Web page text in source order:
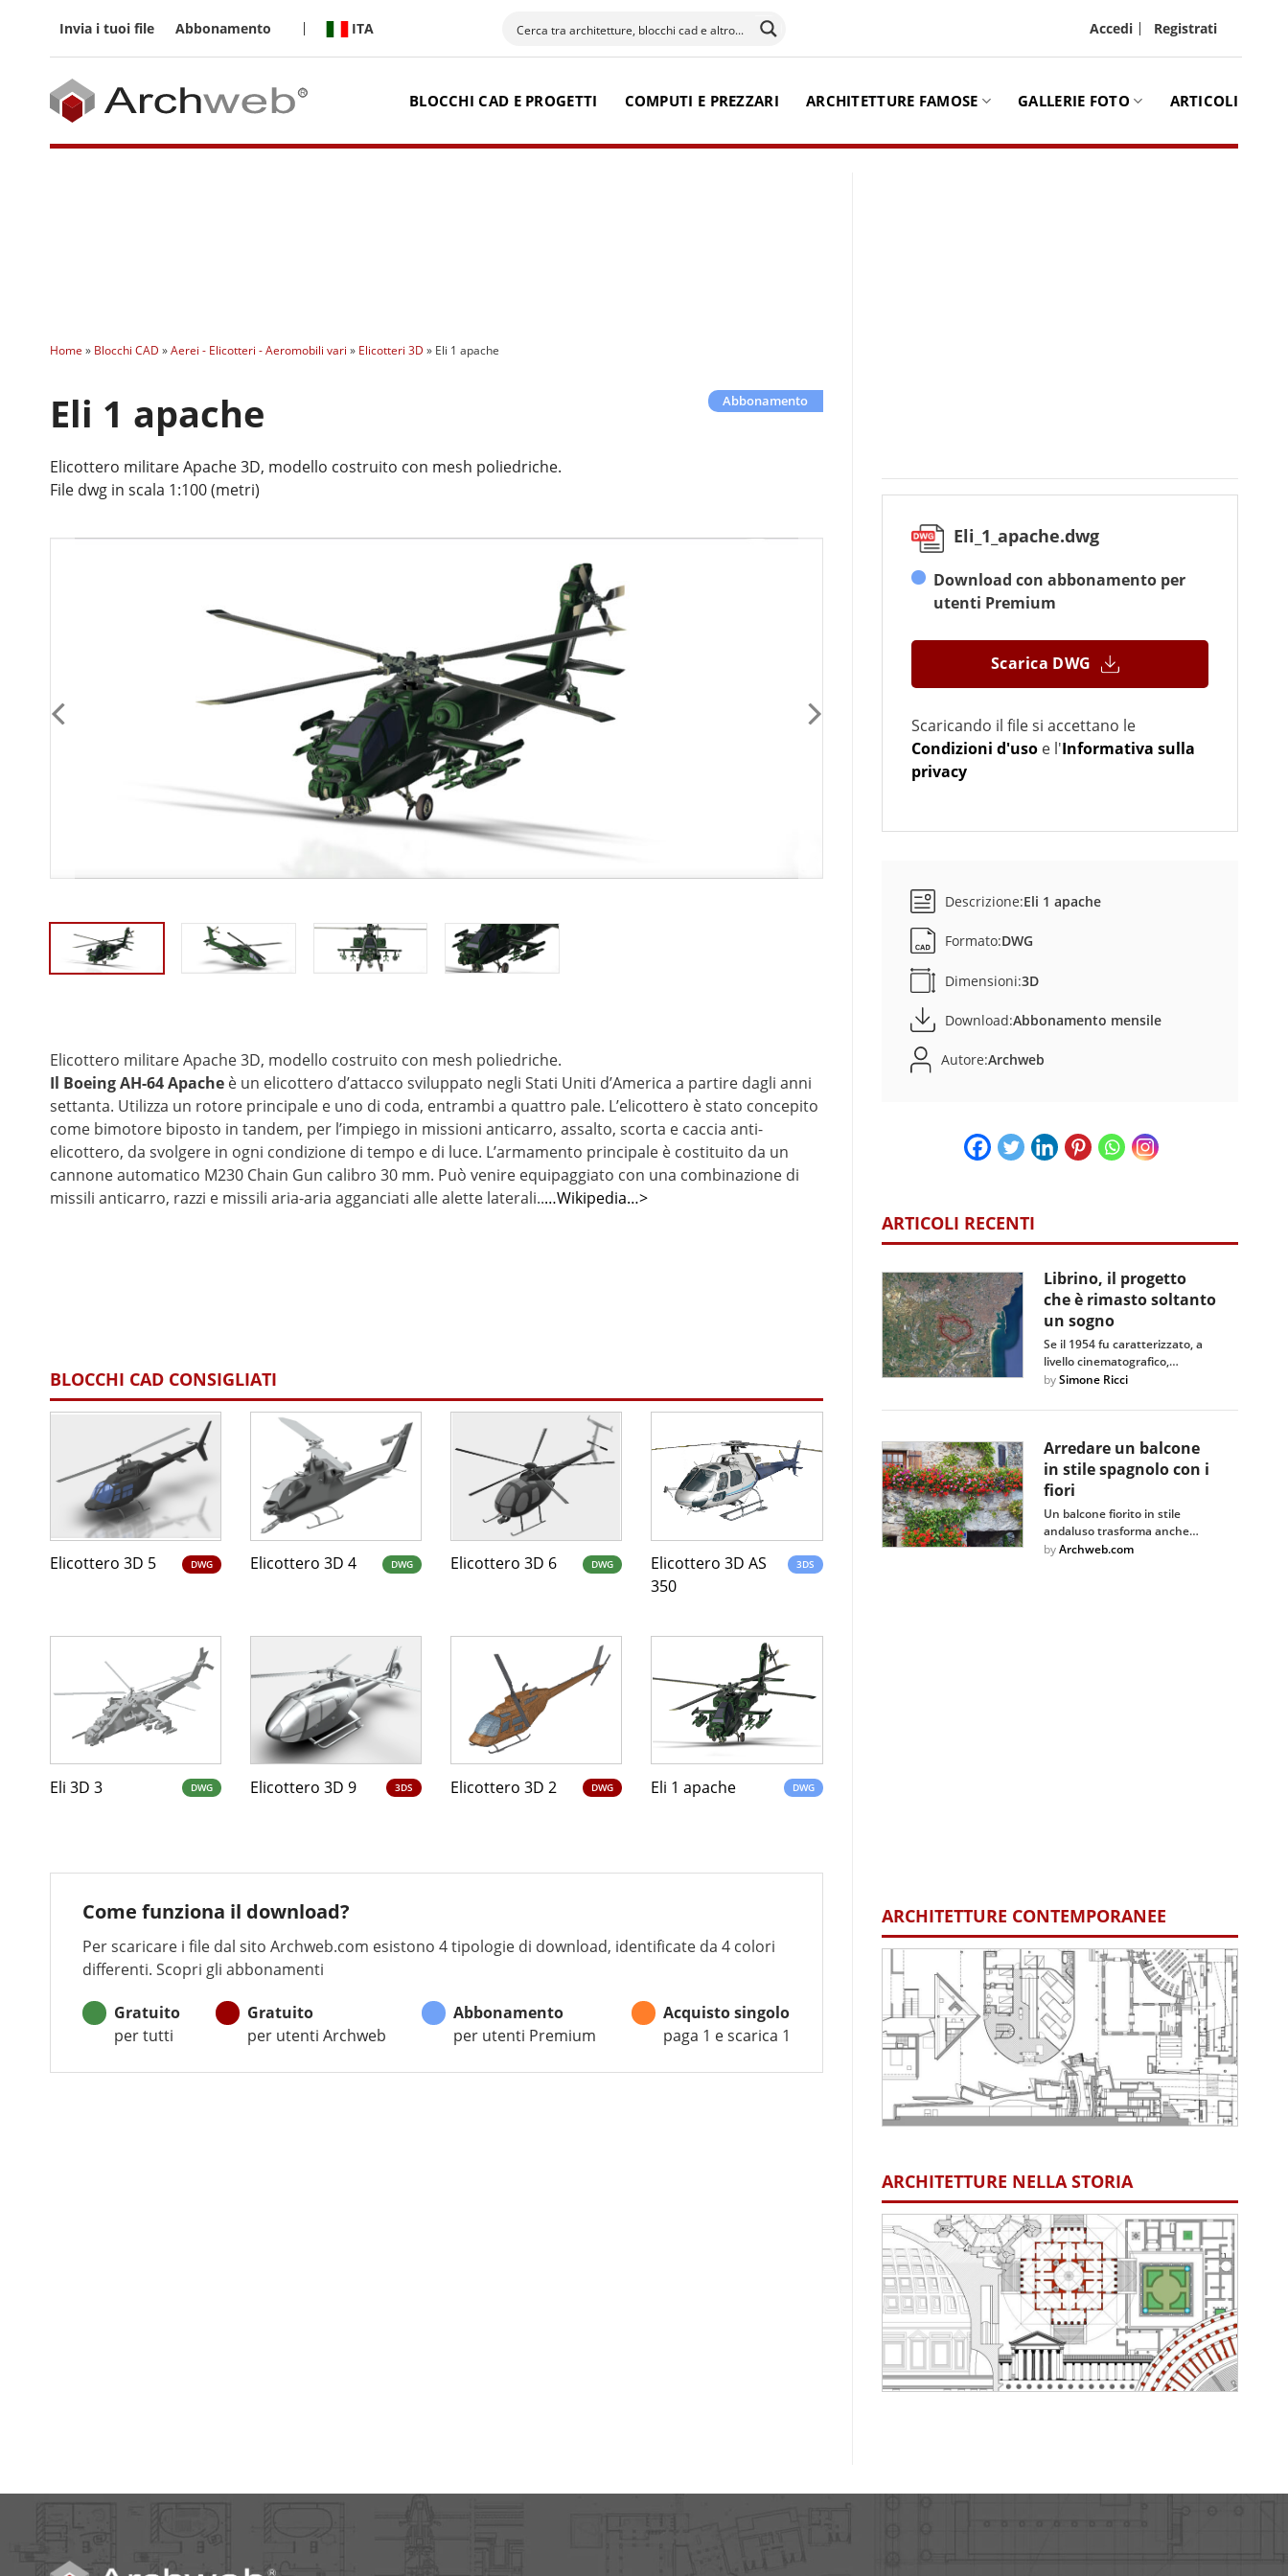
Invia i tuoi file Abbonamento ITA Accedi Registrati
BLOCCHI CAD E PROGETTI COMPUTI E PREZZARI ARCHITETTURE FAMOSE GALLERIE FOTO ARTICOLI
Home » Blocchi CAD »Aerei - Elicotteri - Aeromobili vari » Elicotteri 3D » Eli 1 apache
Abbonamento
Eli 1 apache
Elicottero militare Apache 3D, modello costruito con mesh poliedriche.
File dwg in scala 1:100 (metri)
Elicottero militare Apache 3D, modello costruito con mesh poliedriche.
Il Boeing AH-64 Apache è un elicottero d’attacco sviluppato negli Stati Uniti d’America a partire dagli anni
settanta. Utilizza un rotore principale e uno di coda, entrambi a quattro pale. L’elicottero è stato concepito
come bimotore biposto in tandem, per l’impiego in missioni anticarro, assalto, scorta e caccia anti-
elicottero, da svolgere in ogni condizione di tempo e di luce. L’armamento principale è costituito da un
cannone automatico M230 Chain Gun calibro 30 mm. Può venire equipaggiato con una combinazione di
missili anticarro, razzi e missili aria-aria agganciati alle alette laterali..…Wikipedia…>
BLOCCHI CAD CONSIGLIATI
Elicottero 3D 5 DWG Elicottero 3D 4 DWG Elicottero 3D 6 DWG
Elicottero 3D AS
350
3DS
Eli 3D 3 DWG Elicottero 3D 9 3DS Elicottero 3D 2 DWG Eli 1 apache DWG
Come funziona il download?
Per scaricare i file dal sito Archweb.com esistono 4 tipologie di download, identificate da 4 colori
differenti. Scopri gli abbonamenti
Gratuito
per tutti
Gratuito
per utenti Archweb
Abbonamento
per utenti Premium
Acquisto singolo
paga 1 e scarica 1
Eli_1_apache.dwg
Download con abbonamento per
utenti Premium
Scarica DWG
Scaricando il file si accettano le
Condizioni d'usoe l'Informativa sulla
privacy
Descrizione:Eli 1 apache
Formato:DWG
Dimensioni:3D
Download:Abbonamento mensile
Autore:Archweb
ARTICOLI RECENTI
Librino, il progetto
che è rimasto soltanto
un sogno
Se il 1954 fu caratterizzato, a
livello cinematografico,…
by Simone Ricci
Arredare un balcone
in stile spagnolo con i
fiori
Un balcone fiorito in stile
andaluso trasforma anche…
by Archweb.com
ARCHITETTURE CONTEMPORANEE
ARCHITETTURE NELLA STORIA